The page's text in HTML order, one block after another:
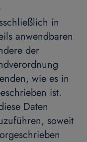
in
anwendbaren
der
wie es in
ist.
Daten
soweit